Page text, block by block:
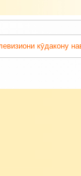
кӯдакону